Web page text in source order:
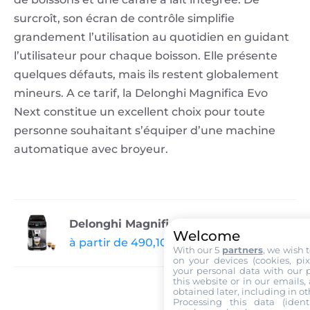
surcroît, son écran de contrôle simplifie
grandement l’utilisation au quotidien en guidant
l’utilisateur pour chaque boisson. Elle présente
quelques défauts, mais ils restent globalement
mineurs. A ce tarif, la Delonghi Magnifica Evo
Next constitue un excellent choix pour toute
personne souhaitant s’équiper d’une machine
automatique avec broyeur.
Delonghi Magnifica Evo Next
à partir de 490,10 € chez amazon.fr
Welcome
With our 5 partners, we wish
on your devices (cookies,
your personal data with our
this website or in our emails,
obtained later, including in
Processing this data